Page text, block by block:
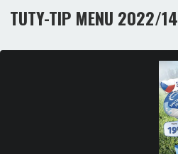
TUTY-TIP MENU 2022/14